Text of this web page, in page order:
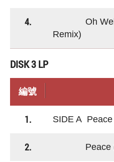
4.
Oh Well
Remix)
DISK 3 LP
編號
1. SIDE A
2. Peace